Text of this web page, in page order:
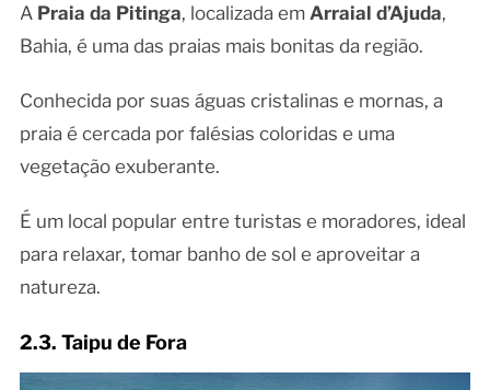
A Praia da Pitinga, localizada em Arraial d’Ajuda,
Bahia, é uma das praias mais bonitas da região.
Conhecida por suas águas cristalinas e mornas, a
praia é cercada por falésias coloridas e uma
vegetação exuberante.
É um local popular entre turistas e moradores, ideal
para relaxar, tomar banho de sol e aproveitar a
natureza.
2.3. Taipu de Fora